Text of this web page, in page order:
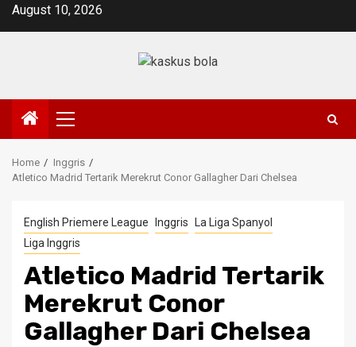
SkipAugust 10, 2026
Primary
Menu
Home
Inggris
Atletico Madrid Tertarik Merekrut Conor Gallagher Dari Chelsea
English Priemere League Inggris
La Liga Spanyol
Liga Inggris
Atletico Madrid Tertarik
Merekrut Conor
Gallagher Dari Chelsea